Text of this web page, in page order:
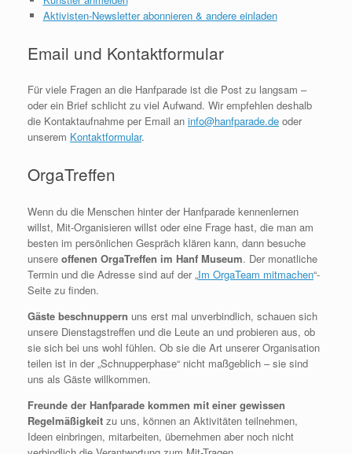
Aktivisten-Newsletter abonnieren & andere einladen
Email und Kontaktformular
Für viele Fragen an die Hanfparade ist die Post zu langsam –
oder ein Brief schlicht zu viel Aufwand. Wir empfehlen deshalb
die Kontaktaufnahme per Email an info@hanfparade.de oder
unserem Kontaktformular.
OrgaTreffen
Wenn du die Menschen hinter der Hanfparade kennenlernen
willst, Mit-Organisieren willst oder eine Frage hast, die man am
besten im persönlichen Gespräch klären kann, dann besuche
unsere offenen OrgaTreffen im Hanf Museum. Der monatliche
Termin und die Adresse sind auf der „Im OrgaTeam mitmachen“-
Seite zu finden.
Gäste beschnuppern uns erst mal unverbindlich, schauen sich
unsere Dienstagstreffen und die Leute an und probieren aus, ob
sie sich bei uns wohl fühlen. Ob sie die Art unserer Organisation
teilen ist in der „Schnupperphase“ nicht maßgeblich – sie sind
uns als Gäste willkommen.
Freunde der Hanfparade kommen mit einer gewissen
Regelmäßigkeit zu uns, können an Aktivitäten teilnehmen,
Ideen einbringen, mitarbeiten, übernehmen aber noch nicht